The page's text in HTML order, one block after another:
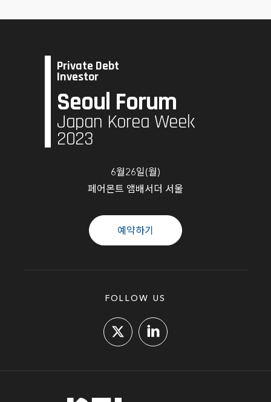
Private Debt
Investor
Seoul Forum
Japan Korea Week
2023
6월26일(월)
페어몬트 앰배서더 서울
예약하기
FOLLOW US